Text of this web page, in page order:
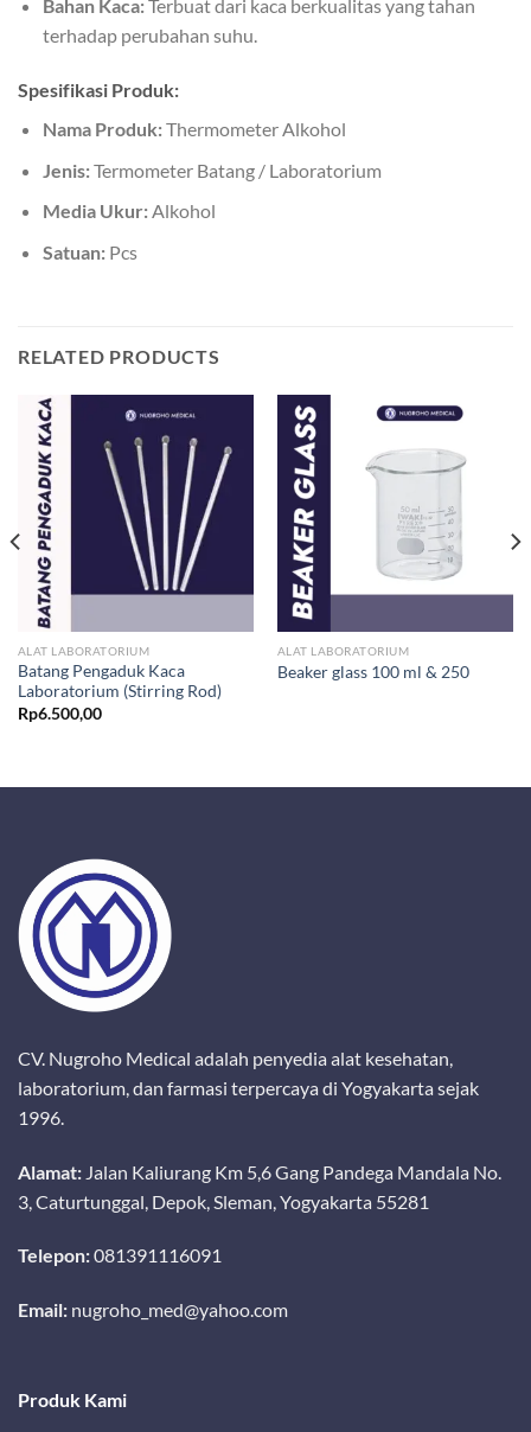
Bahan Kaca:Terbuat dari kaca berkualitas yang tahan
terhadap perubahan suhu.
Spesifikasi Produk:
Nama Produk:Thermometer Alkohol
Jenis:Termometer Batang / Laboratorium
Media Ukur:Alkohol
Satuan:Pcs
RELATED PRODUCTS
ALAT LABORATORIUM
Batang Pengaduk Kaca
Laboratorium (Stirring Rod)
Rp6.500,00
ALAT LABORATORIUM
Beaker glass 100 ml & 250
CV. Nugroho Medical adalah penyedia alat kesehatan,
laboratorium, dan farmasi terpercaya di Yogyakarta sejak
1996.
Alamat: Jalan Kaliurang Km 5,6 Gang Pandega Mandala No.
3, Caturtunggal, Depok, Sleman, Yogyakarta 55281
Telepon:081391116091
Email: nugroho_med@yahoo.com
Produk Kami